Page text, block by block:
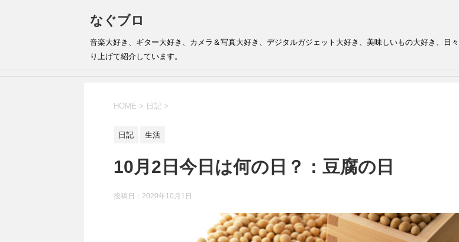
なぐブロ
音楽大好き、ギター大好き、カメラ＆写真大好き、デジタルガジェット大好き、美味しいもの大好き、日
り上げて紹介しています。
HOME > 日記 >
日記 生活
10月2日今日は何の日？：豆腐の日
投稿日： 2020年10月1日